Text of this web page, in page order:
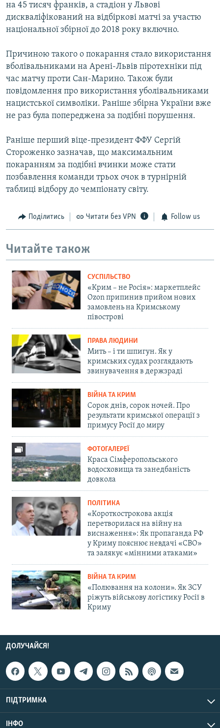
на 45 тисяч франків, а стадіон у Львові
дискваліфікований на відбіркові матчі за участю
національної збірної до 2018 року включно.
Причиною такого о покарання стало використання
вболівальниками на Арені-Львів піротехніки під
час матчу проти Сан-Марино. Також були
повідомлення про використання уболівальниками
нацистської символіки. Раніше збірна України вже
не раз була попереджена за подібні порушення.
Раніше перший віце-президент ФФУ Сергій
Стороженко зазначав, що максимальним
покаранням за подібні вчинки може стати
позбавлення команди трьох очок в турнірній
таблиці відбору до чемпіонату світу.
Поділитись Читати без VPN Follow us
Читайте також
СУСПІЛЬСТВО
«Крим – не Росія»: маркетплейс
Ozon припинив прийом нових
замовлень на Кримському
півострові
ПРАВА ЛЮДИНИ
Мить – і ти шпигун. Як у
кримських судах розглядають
звинувачення в держзраді
ВІЙНА ТА КРИМ
Сорок днів, сорок ночей. Про
результати кримської операції з
примусу Росії до миру
ФОТОГАЛЕРЕЇ
Краса Сімферопольського
водосховища та занедбаність
довкола
ПОЛІТИКА
«Короткострокова акція
перетворилася на війну на
виснаження»: Як пропаганда РФ
у Криму пояснює невдачі «СВО»
та залякує «мінними атаками»
ВІЙНА ТА КРИМ
«Полювання на колони». Як ЗСУ
ріжуть військову логістику Росії в
Криму
ДОЛУЧАЙСЯ!
ПІДТРИМКА
ІНФО